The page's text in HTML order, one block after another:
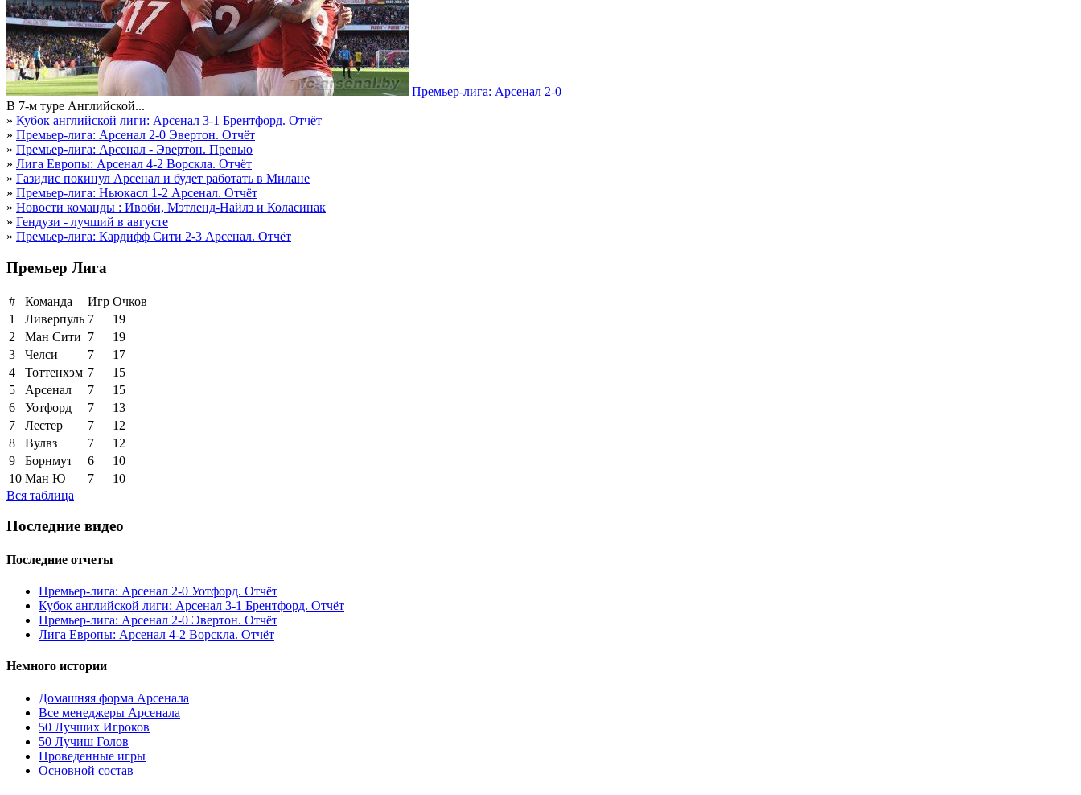
Премьер-лига: Арсенал 2-0
В 7-м туре Английской...
» Кубок английской лиги: Арсенал 3-1 Брентфорд. Отчёт
» Премьер-лига: Арсенал 2-0 Эвертон. Отчёт
» Премьер-лига: Арсенал - Эвертон. Превью
» Лига Европы: Арсенал 4-2 Ворскла. Отчёт
» Газидис покинул Арсенал и будет работать в Милане
» Премьер-лига: Ньюкасл 1-2 Арсенал. Отчёт
» Новости команды : Ивоби, Мэтленд-Найлз и Коласинак
» Гендузи - лучший в августе
» Премьер-лига: Кардифф Сити 2-3 Арсенал. Отчёт
Премьер Лига
# Команда Игр Очков
1
Ливерпуль 7
19
2
Ман Сити 7
19
3
Челси 7
17
4
Тоттенхэм 7
15
5
Арсенал 7
15
6
Уотфорд 7
13
7
Лестер 7
12
8
Вулвз 7
12
9
Борнмут 6
10
10 Ман Ю 7
10
Вся таблица
Последние видео
Последние отчеты
Премьер-лига: Арсенал 2-0 Уотфорд. Отчёт
Кубок английской лиги: Арсенал 3-1 Брентфорд. Отчёт
Премьер-лига: Арсенал 2-0 Эвертон. Отчёт
Лига Европы: Арсенал 4-2 Ворскла. Отчёт
Немного истории
Домашняя форма Арсенала
Все менеджеры Арсенала
50 Лучших Игроков
50 Лучиш Голов
Проведенные игры
Основной состав